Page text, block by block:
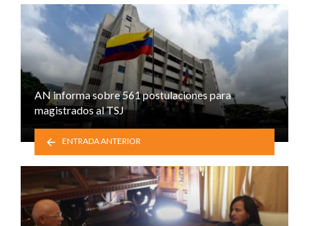
AN informa sobre 561 postulaciones para
magistrados al TSJ
ENTRADA ANTERIOR